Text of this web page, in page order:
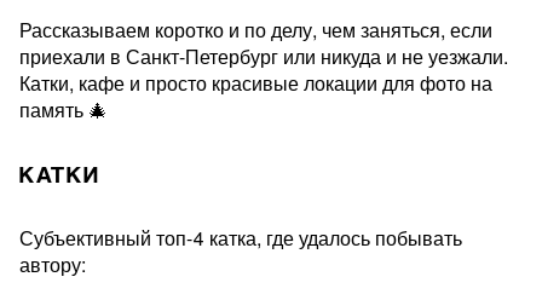
Рассказываем коротко и по делу, чем заняться, если
приехали в Санкт-Петербург или никуда и не уезжали.
Катки, кафе и просто красивые локации для фото на
память 🎄
КАТКИ
Субъективный топ-4 катка, где удалось побывать
автору: